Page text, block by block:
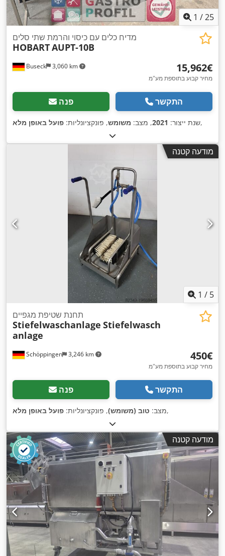
1 /25
Buseck 3,060 km
מדיח כלים עם כיסוי והרמת שתי סלים
HOBARTAUPT-10B
‏15,962 ‏€
מחיר קבוע בתוספת מע"מ
פנה התקשר
שנת ייצור: 2021, מצב: משומש, פונקציונליות: פועל באופן מלא ,
מודעה קטנה
1 / 5
Schöppingen 3,246 km
תחנת שטיפת מגפיים
Stiefelwaschanlage Stiefelwasch
anlage
‏450 ‏€
מחיר קבוע בתוספת מע"מ
פנה התקשר
מצב: טוב (משומש), פונקציונליות: פועל באופן מלא ,
מודעה קטנה